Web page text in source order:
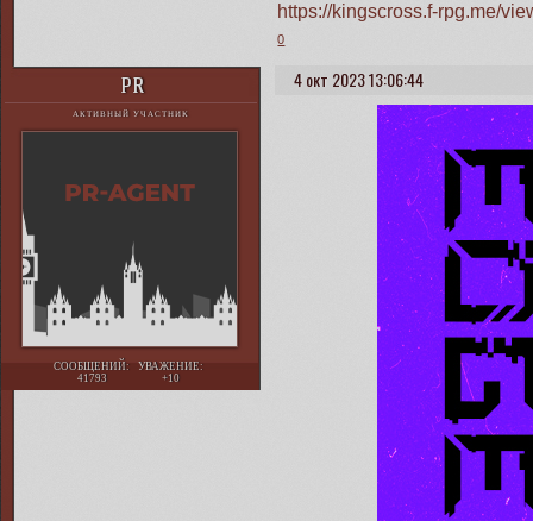
https://kingscross.f-rpg.me/
0
4 окт 2023 13:06:44
PR
АКТИВНЫЙ УЧАСТНИК
СООБЩЕНИЙ:
41793
УВАЖЕНИЕ:
+10